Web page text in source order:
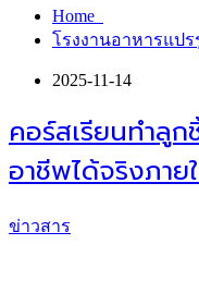
Home
โรงงานอาหารแปร
2025-11-14
คอร์สเรียนทำลู
อาชีพได้จริงภาย
ข่าวสาร